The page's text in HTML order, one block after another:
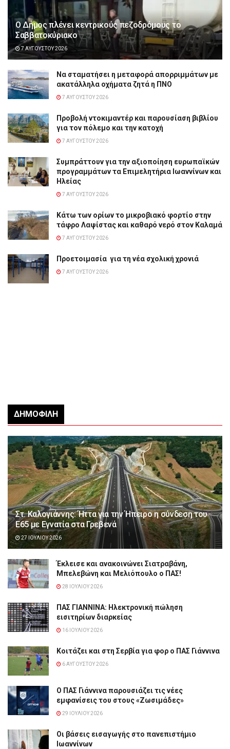
Ο Δήμος πλένει κεντρικούς πεζοδρόμους το
Σαββατοκύριακο
7 ΑΥΓΟΎΣΤΟΥ 2026
Να σταματήσει η μεταφορά απορριμμάτων με
ακατάλληλα οχήματα ζητά η ΠΝΟ
7 ΑΥΓΟΎΣΤΟΥ 2026
Προβολή ντοκιμαντέρ και παρουσίαση βιβλίου
για τον πόλεμο και την κατοχή
7 ΑΥΓΟΎΣΤΟΥ 2026
Συμπράττουν για την αξιοποίηση ευρωπαϊκών
προγραμμάτων τα Επιμελητήρια Ιωαννίνων και
Ηλείας
7 ΑΥΓΟΎΣΤΟΥ 2026
Κάτω των ορίων το μικροβιακό φορτίο στην
τάφρο Λαψίστας και καθαρό νερό στον Καλαμά
7 ΑΥΓΟΎΣΤΟΥ 2026
Προετοιμασία για τη νέα σχολική χρονιά
7 ΑΥΓΟΎΣΤΟΥ 2026
ΔΗΜΟΦΙΛΉ
Στ. Καλογιάννης: Ήττα για την Ήπειρο η σύνδεση του
Ε65 με Εγνατία στα Γρεβενά
27 ΙΟΥΛΊΟΥ 2026
Έκλεισε και ανακοινώνει Σιατραβάνη,
Μπελεβώνη και Μελιόπουλο ο ΠΑΣ!
28 ΙΟΥΛΊΟΥ 2026
ΠΑΣ ΓΙΑΝΝΙΝΑ: Hλεκτρονική πώληση
εισιτηρίων διαρκείας
16 ΙΟΥΛΊΟΥ 2026
Κοιτάζει και στη Σερβία για φορ ο ΠΑΣ Γιάννινα
6 ΑΥΓΟΎΣΤΟΥ 2026
Ο ΠΑΣ Γιάννινα παρουσιάζει τις νέες
εμφανίσεις του στους «Ζωσιμάδες»
29 ΙΟΥΛΊΟΥ 2026
Οι βάσεις εισαγωγής στο πανεπιστήμιο
Ιωαννίνων